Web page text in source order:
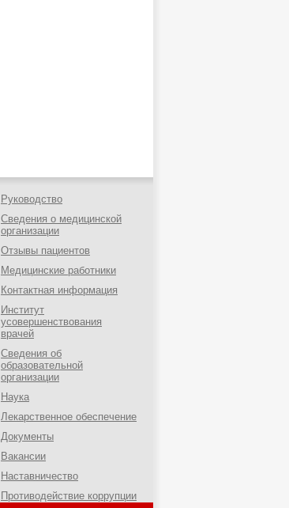
Руководство
Сведения о медицинской
организации
Отзывы пациентов
Медицинские работники
Контактная информация
Институт
усовершенствования
врачей
Сведения об
образовательной
организации
Наука
Лекарственное обеспечение
Документы
Вакансии
Наставничество
Противодействие коррупции